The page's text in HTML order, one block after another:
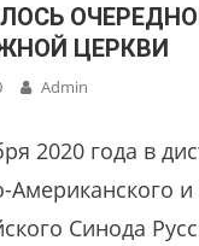
ЦЕРКВИ
Admin
2020 года в
Американского
Синода